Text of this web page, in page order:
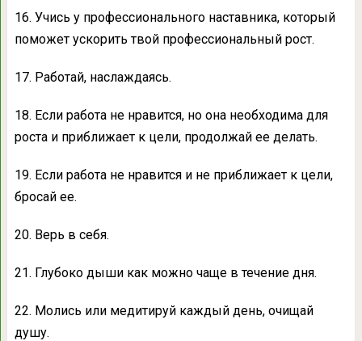
16. Учись у профессионального наставника, который
поможет ускорить твой профессиональный рост.
17. Работай, наслаждаясь.
18. Если работа не нравится, но она необходима для
роста и приближает к цели, продолжай ее делать.
19. Если работа не нравится и не приближает к цели,
бросай ее.
20. Верь в себя.
21. Глубоко дыши как можно чаще в течение дня.
22. Молись или медитируй каждый день, очищай
душу.